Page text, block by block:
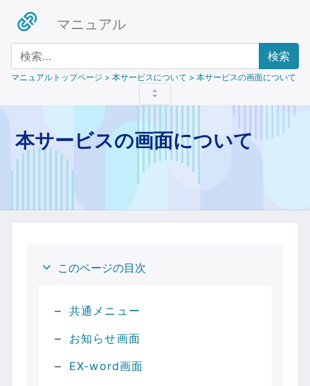
マニュアル
検索
マニュアルトップページ > 本サービスについて > 本サービスの画面について
本サービスの画面について
このページの目次
共通メニュー
お知らせ画面
EX-word画面